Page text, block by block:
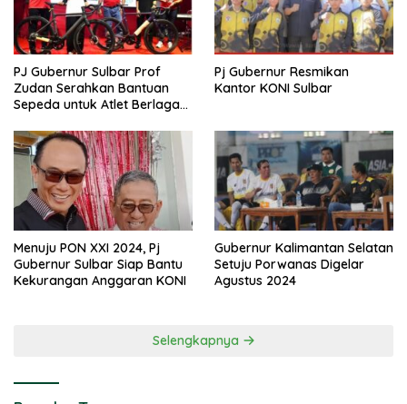
PJ Gubernur Sulbar Prof
Zudan Serahkan Bantuan
Sepeda untuk Atlet Berlaga
Pj Gubernur Resmikan
Kantor KONI Sulbar
Menuju PON XXI 2024, Pj
Gubernur Sulbar Siap Bantu
Kekurangan Anggaran KONI
Gubernur Kalimantan Selatan
Setuju Porwanas Digelar
Agustus 2024
Selengkapnya